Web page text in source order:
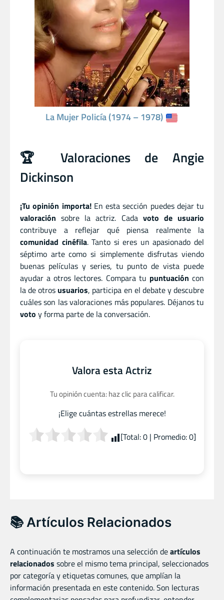
La Mujer Policía (1974 – 1978)
🏆 Valoraciones de Angie
Dickinson
¡Tu opinión importa!En esta sección puedes dejar tu
valoración sobre la actriz. Cada voto de usuario
contribuye a reflejar qué piensa realmente la
comunidad cinéfila. Tanto si eres un apasionado del
séptimo arte como si simplemente disfrutas viendo
buenas películas y series, tu punto de vista puede
ayudar a otros lectores. Compara tu puntuación con
la de otros usuarios, participa en el debate y descubre
cuáles son las valoraciones más populares. Déjanos tu
voto y forma parte de la conversación.
Valora esta Actriz
Tu opinión cuenta: haz clic para calificar.
¡Elige cuántas estrellas merece!
[Total:0| Promedio:0]
📚 Artículos Relacionados
A continuación te mostramos una selección deartículos
relacionados sobre el mismo tema principal, seleccionados
por categoría y etiquetas comunes, que amplían la
información presentada en este contenido. Son lecturas